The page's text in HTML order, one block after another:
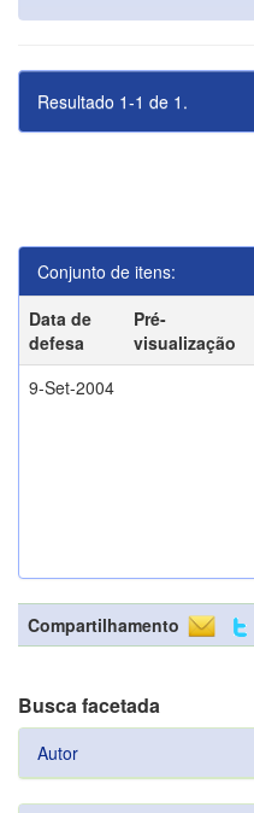
Resultado 1-1 de 1.
Conjunto de itens:
Data de
defesa
Pré-
visualização
9-Set-2004
Compartilhamento
Busca facetada
Autor